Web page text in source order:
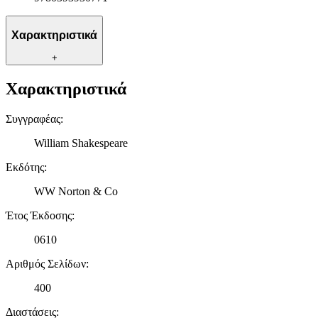
πληροφορίες σχετικά με την από μέρους σας χρήση της
τοποθεσίας μας στους συνεργάτες μέσων κοινωνικής
δικτύωσης, διαφημίσεων και ανάλυσης.
Χαρακτηριστικά
+
Χαρακτηριστικά
Συγγραφέας:
William Shakespeare
Εκδότης:
WW Norton & Co
Έτος Έκδοσης:
0610
Αριθμός Σελίδων:
400
Διαστάσεις: